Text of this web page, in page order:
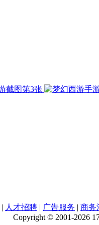
| 人才招聘 | 广告服务 | 商务
Copyright © 2001-2026